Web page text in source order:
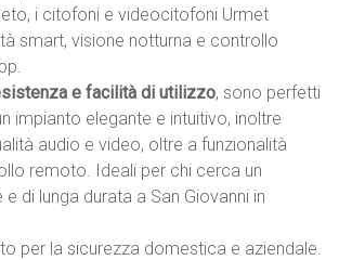
i citofoni e videocitofoni Urmet
smart, visione notturna e controllo
e facilità di utilizzo, sono perfetti
impianto elegante e intuitivo, inoltre
audio e video, oltre a funzionalità
remoto. Ideali per chi cerca un
di lunga durata a San Giovanni in
per la sicurezza domestica e aziendale.